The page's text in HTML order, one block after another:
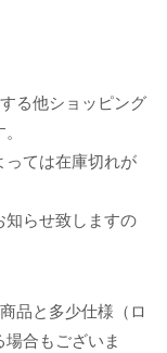
る他ショッピング
っては在庫切れが
知らせ致しますの
品と多少仕様（ロ
合もございま